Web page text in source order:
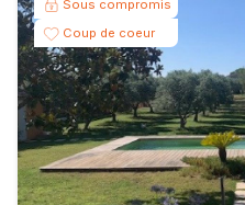
Sous compromis
Coup de coeur